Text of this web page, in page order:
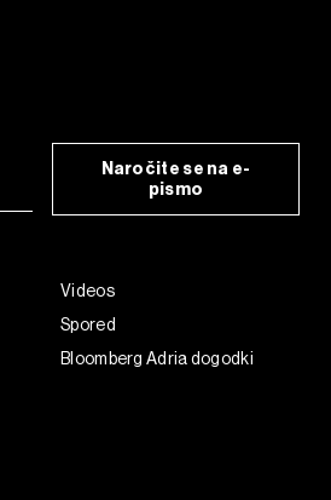
Naročite se na e-
pismo
Videos
Spored
Bloomberg Adria dogodki